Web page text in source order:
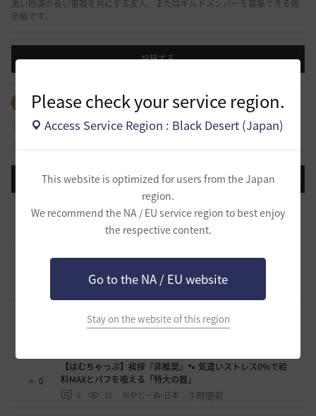
Please check your service region.
Access Service Region : Black Desert (Japan)
This website is optimized for users from the Japan
region.
We recommend the NA / EU service region to best enjoy
the respective content.
Go to the NA / EU website
Stay on the website of this region
黒い砂漠の長い冒険を共にする友人、またはギルドメンバーを募集できる掲
示板です。
投稿する
全体のタグを見る #生活 #ギルド
#パーティ
#拠点戦
#占領戦 #戦闘 #ギルドリーグ
#航海
登録日順 検索順 コメント順 推奨順 話題順
0
【Esprit -エスプリ-】ギルドメンバー募集中🎵自由度高めな
ギルドです！青の戦場⚓参戦中！！
1 aquria-日本 2 分前
生活寄りの小規模ギルド【月光浴場】は、現在メンバー募集
35 柳と篝火 2 時間前
ほのぼの生活ギルド「天狐もふもふ」メンバー募集中です
(〃･ω･ﾉ)ﾉ 💕
0
【はむちゃっぷ】挨拶『非推奨』🐾 気遣いストレス0%で給
料MAXとバフを吸える「特大の器」
0 35 おやじーぬ-日本 3 時間前